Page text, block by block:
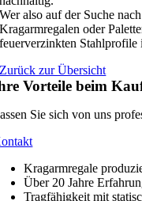
Wer also auf der Suche
Kragarmregalen oder
feuerverzinkten Stahlprofile
Zurück zur Übersicht
Vorteile beim
Sie sich von uns
Kragarmregale
Über 20 Jahre
Tragfähigkeit mit